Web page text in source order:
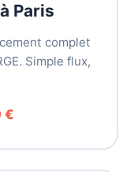
Paris
complet
Simple flux,
€